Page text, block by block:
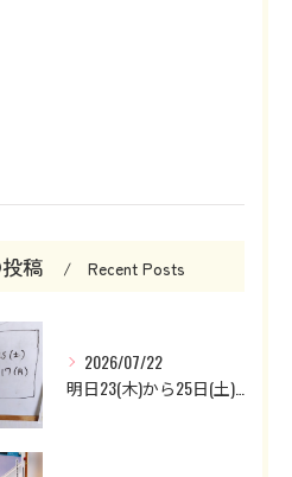
稿 Recent Posts
2026/07/22